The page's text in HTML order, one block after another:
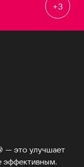
— это улучшает
эффективным.
+3